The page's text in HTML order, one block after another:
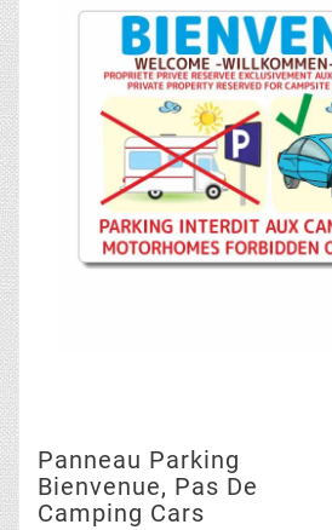
Panneau Parking
Bienvenue, Pas De
Camping Cars